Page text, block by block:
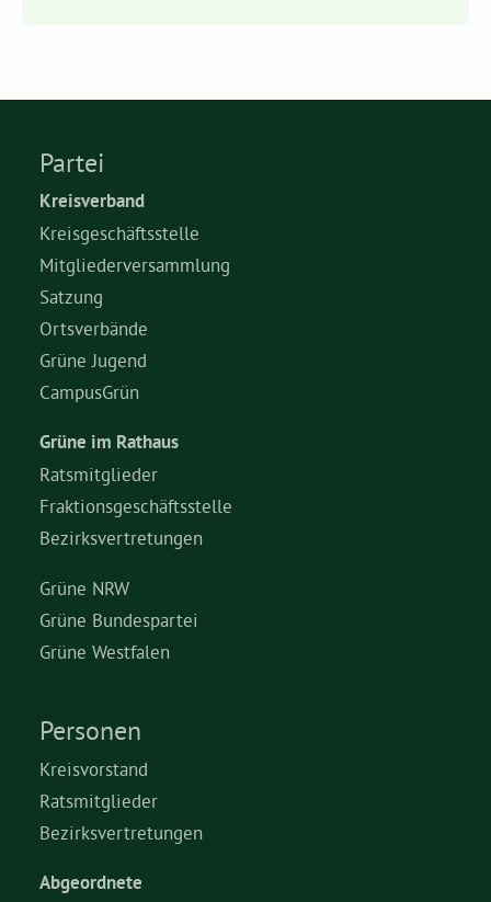
Aktiv werden
Termine
Arbeitsgruppen
Mitglied werden
Kommunalpolitik
Engagement-Sprechstunde
Aktuelles
Partei
Kreisverband
Kreisgeschäftsstelle
Mitgliederversammlung
Satzung
Ortsverbände
Grüne Jugend
CampusGrün
Grüne im Rathaus
Ratsmitglieder
Fraktionsgeschäftsstelle
Bezirksvertretungen
Grüne NRW
Grüne Bundespartei
Grüne Westfalen
Personen
Kreisvorstand
Ratsmitglieder
Bezirksvertretungen
Abgeordnete